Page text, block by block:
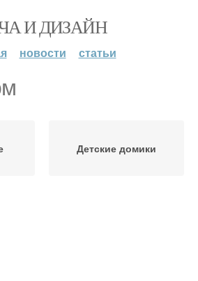
И ДИЗАЙН
новости статьи
Детские домики